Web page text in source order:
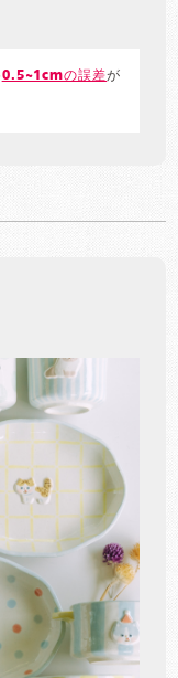
0.5~1cmの誤差が